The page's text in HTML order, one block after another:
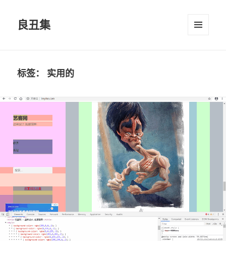
良丑集
标签： 实用的